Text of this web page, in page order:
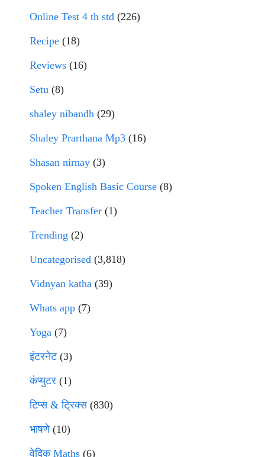
Online Test 4 th std (226)
Recipe (18)
Reviews (16)
Setu (8)
shaley nibandh (29)
Shaley Prarthana Mp3 (16)
Shasan nirnay (3)
Spoken English Basic Course (8)
Teacher Transfer (1)
Trending (2)
Uncategorised (3,818)
Vidnyan katha (39)
Whats app (7)
Yoga (7)
इंटरनेट(3)
कंप्युटर (1)
टिप्स & ट्रिक्स(830)
भाषणे(10)
वेदिक Maths (6)